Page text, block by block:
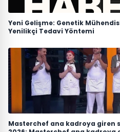
Yeni Gelişme: Genetik
Yenilikçi Tedavi Yöntemi
Masterchef ana kadroya giren